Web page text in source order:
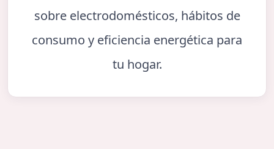
sobre electrodomésticos, hábitos de
consumo y eficiencia energética para
tu hogar.